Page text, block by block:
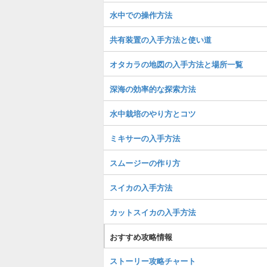
水中での操作方法
共有装置の入手方法と使い道
オタカラの地図の入手方法と場所一覧
深海の効率的な探索方法
水中栽培のやり方とコツ
ミキサーの入手方法
スムージーの作り方
スイカの入手方法
カットスイカの入手方法
おすすめ攻略情報
ストーリー攻略チャート